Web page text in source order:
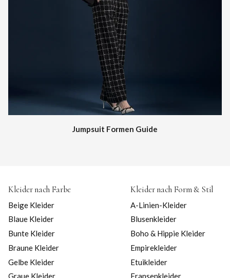
Jumpsuit Formen Guide
Kleider nach Farbe
Beige Kleider
Blaue Kleider
Bunte Kleider
Braune Kleider
Gelbe Kleider
Kleider nach Form & Stil
A-Linien-Kleider
Blusenkleider
Boho & Hippie Kleider
Empirekleider
Etuikleider